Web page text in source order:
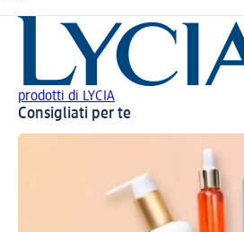
prodotti di LYCIA
Consigliati per te